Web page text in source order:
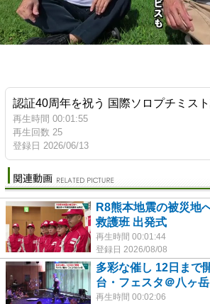
認証40周年を祝う 国際ソロプチミス
再生時間 00:01:55
再生回数 25
登録日 2026/06/13
R8熊本地震の被災地
救護班 出発式
再生時間 00:01:44
登録日 2026/08/08
多彩な催し 12日まで
台・フェスタ＠八ヶ岳
再生時間 00:02:06